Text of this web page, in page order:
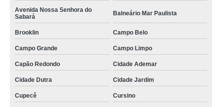
Avenida Nossa Senhora do
Sabará
Balneário Mar Paulista
Brooklin Campo Belo
Campo Grande Campo Limpo
Capão Redondo Cidade Ademar
Cidade Dutra Cidade Jardim
Cupecê Cursino